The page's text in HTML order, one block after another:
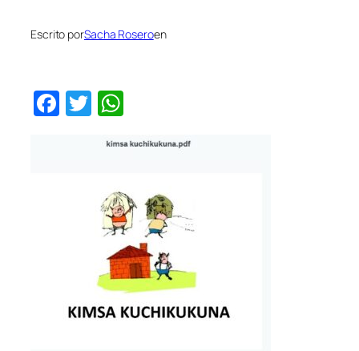
Escrito porSacha Roseroen
Facebook
Twitter